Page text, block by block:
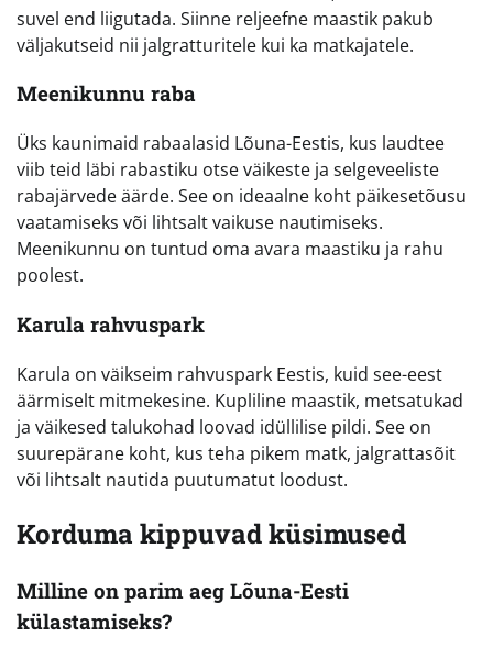
suvel end liigutada. Siinne reljeefne maastik pakub
väljakutseid nii jalgratturitele kui ka matkajatele.
Meenikunnu raba
Üks kaunimaid rabaalasid Lõuna-Eestis, kus laudtee
viib teid läbi rabastiku otse väikeste ja selgeveeliste
rabajärvede äärde. See on ideaalne koht päikesetõusu
vaatamiseks või lihtsalt vaikuse nautimiseks.
Meenikunnu on tuntud oma avara maastiku ja rahu
poolest.
Karula rahvuspark
Karula on väikseim rahvuspark Eestis, kuid see-eest
äärmiselt mitmekesine. Kupliline maastik, metsatukad
ja väikesed talukohad loovad idüllilise pildi. See on
suurepärane koht, kus teha pikem matk, jalgrattasõit
või lihtsalt nautida puutumatut loodust.
Korduma kippuvad küsimused
Milline on parim aeg Lõuna-Eesti
külastamiseks?